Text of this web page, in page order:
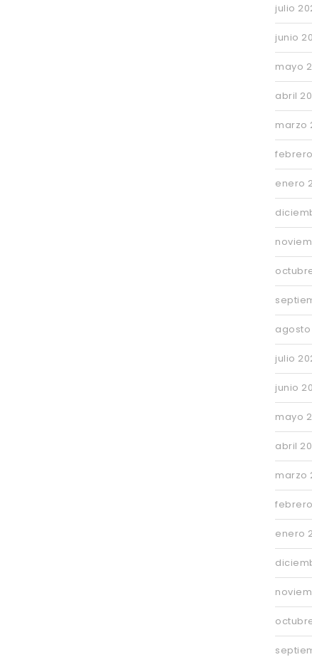
julio
junio
mayo
abril
marzo
enero
agosto
julio
junio
mayo
abril
marzo
enero